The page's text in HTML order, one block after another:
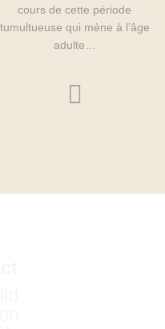
cours de cette période
tumultueuse qui mène à l’âge
adulte…
